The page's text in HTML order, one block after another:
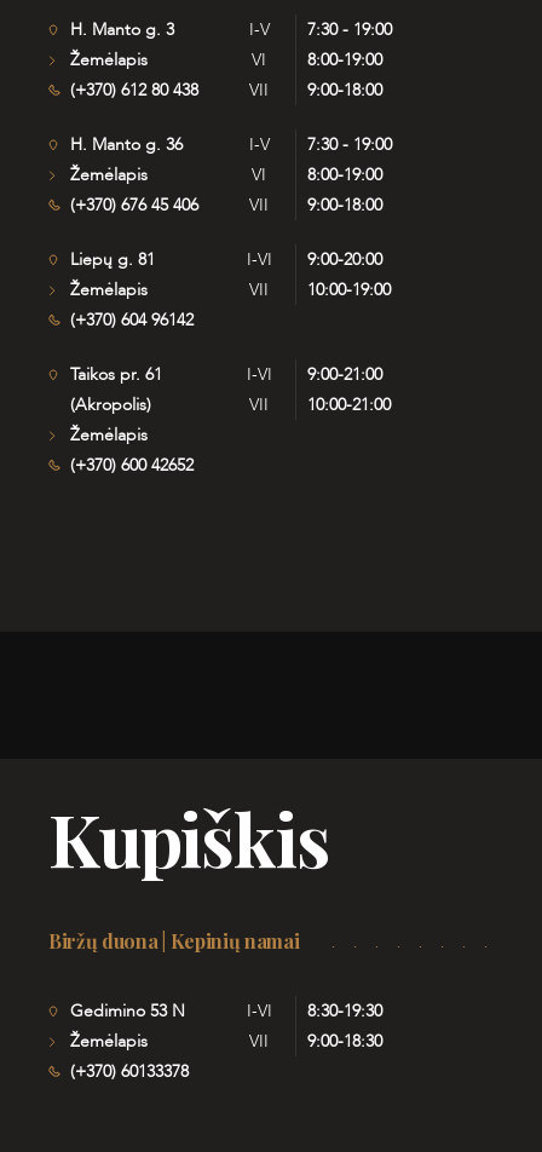
H. Manto g. 3
Žemėlapis
(+370) 612 80 438
I-V
7:30 - 19:00
VI
8:00-19:00
VII
9:00-18:00
H. Manto g. 36
Žemėlapis
(+370) 676 45 406
I-V
7:30 - 19:00
VI
8:00-19:00
VII
9:00-18:00
Liepų g. 81
Žemėlapis
(+370) 604 96142
I-VI
9:00-20:00
VII
10:00-19:00
Taikos pr. 61
(Akropolis)
Žemėlapis
(+370) 600 42652
I-VI
9:00-21:00
VII
10:00-21:00
Kupiškis
Biržų duona | Kepinių namai
Gedimino 53 N
Žemėlapis
(+370) 60133378
I-VI
8:30-19:30
VII
9:00-18:30